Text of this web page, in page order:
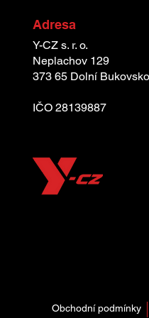
Adresa
Y-CZ s. r. o.
Neplachov 129
373 65 Dolní Bukovsko
IČO 28139887
Obchodní podmínky